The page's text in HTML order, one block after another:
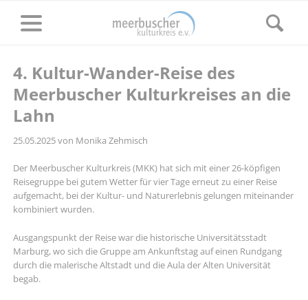
4. Kultur-Wander-Reise des
Meerbuscher Kulturkreises an die
Lahn
25.05.2025von Monika Zehmisch
Der Meerbuscher Kulturkreis (MKK) hat sich mit einer 26-köpfigen
Reisegruppe bei gutem Wetter für vier Tage erneut zu einer Reise
aufgemacht, bei der Kultur- und Naturerlebnis gelungen miteinander
kombiniert wurden.
Ausgangspunkt der Reise war die historische Universitätsstadt
Marburg, wo sich die Gruppe am Ankunftstag auf einen Rundgang
durch die malerische Altstadt und die Aula der Alten Universität
begab.